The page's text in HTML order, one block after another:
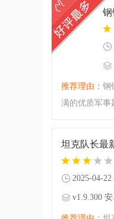
推荐理由： 钢
满的优质军事
会成为指挥
坦克队长最
2025-04-22
v1.9.300